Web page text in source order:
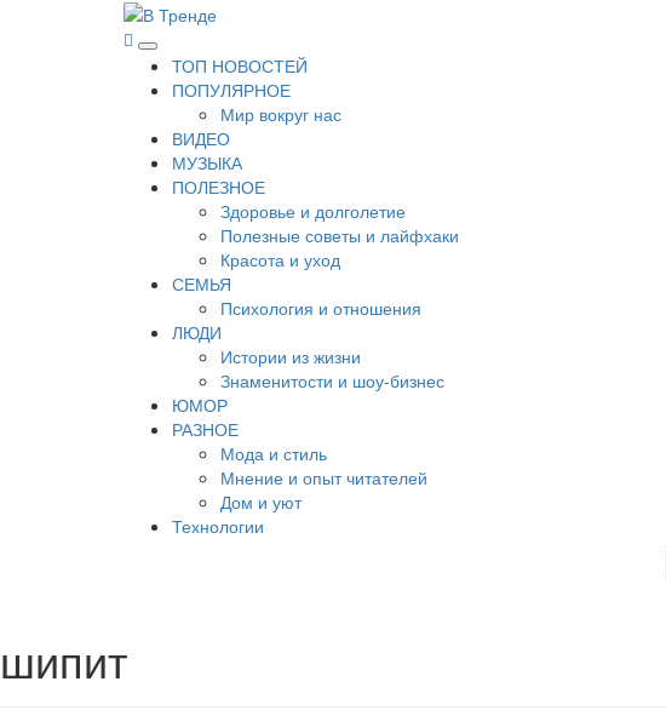
В Тренде
Самые свежие новости интернета
Основное
меню
ТОП НОВОСТЕЙ
ПОПУЛЯРНОЕ
Мир вокруг нас
ВИДЕО
МУЗЫКА
ПОЛЕЗНОЕ
Здоровье и долголетие
Полезные советы и лайфхаки
Красота и уход
СЕМЬЯ
Психология и отношения
ЛЮДИ
Истории из жизни
Знаменитости и шоу-бизнес
ЮМОР
РАЗНОЕ
Мода и стиль
Мнение и опыт читателей
Дом и уют
Технологии
шипит